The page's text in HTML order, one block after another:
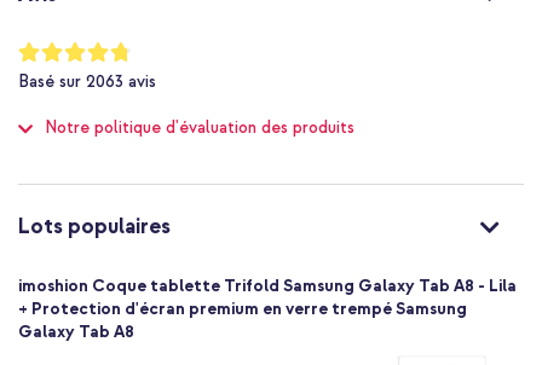
La doublure douce en microfibre prévient les rayures sur la
tablette
Dispose d'une fermeture magnétique pratique
Garantie d'un an incluse
pratiques ? Alors optez pour l'étui à rabat imoshion Trifold !
8720922199485
imoshion
Violet
1 Pc
Notation:
95
%
of
Basé sur 2063 avis
Notre politique d'évaluation des produits
Lots populaires
imoshion Coque tablette Trifold Samsung Galaxy Tab A8 - Lila
+ Protection d'écran premium en verre trempé Samsung
Galaxy Tab A8